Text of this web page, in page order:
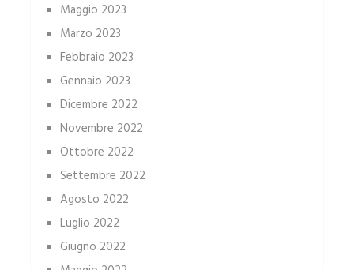
Maggio 2023
Marzo 2023
Febbraio 2023
Gennaio 2023
Dicembre 2022
Novembre 2022
Ottobre 2022
Settembre 2022
Agosto 2022
Luglio 2022
Giugno 2022